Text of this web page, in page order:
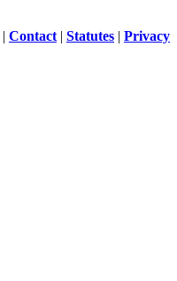
| Contact | Statutes | Privacy